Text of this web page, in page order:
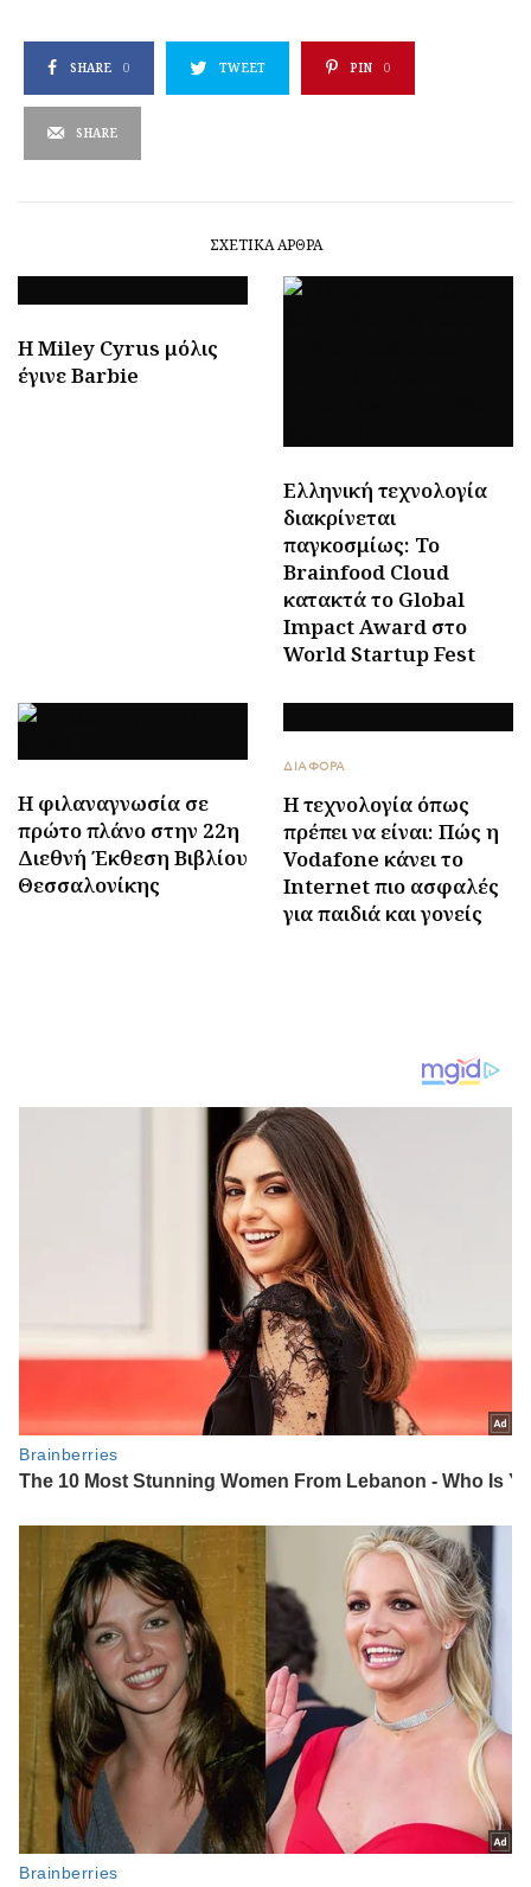
SHARE 0 TWEET PIN 0
SHARE
ΣΧΕΤΙΚΆ ΆΡΘΡΑ
H Miley Cyrus μόλις
έγινε Barbie
Ελληνική τεχνολογία
διακρίνεται
παγκοσμίως: Το
Brainfood Cloud
κατακτά το Global
Impact Award στο
World Startup Fest
Η φιλαναγνωσία σε
πρώτο πλάνο στην 22η
Διεθνή Έκθεση Βιβλίου
Θεσσαλονίκης
ΔΙΑΦΟΡΑ
Η τεχνολογία όπως
πρέπει να είναι: Πώς η
Vodafone κάνει το
Internet πιο ασφαλές
για παιδιά και γονείς